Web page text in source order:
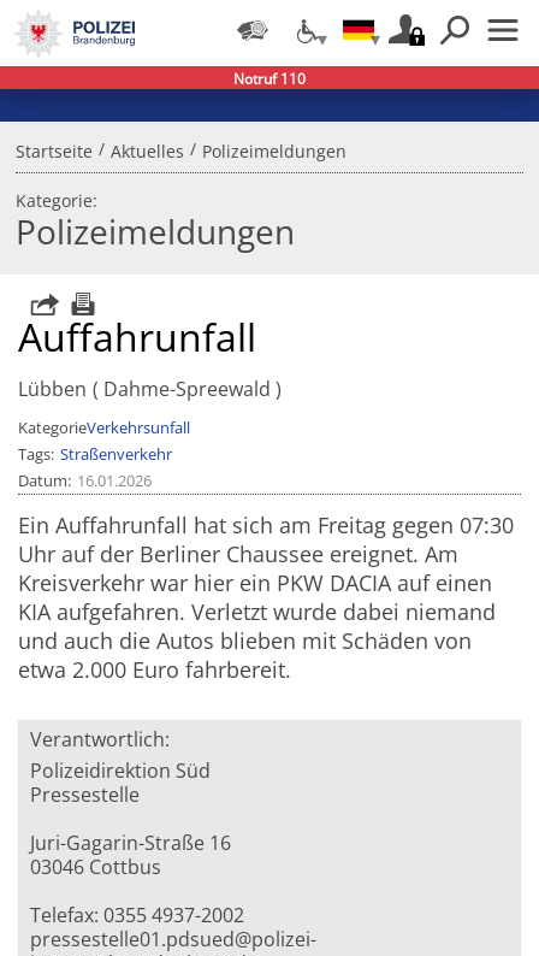
Startseite / Aktuelles / Polizeimeldungen
Kategorie:
Polizeimeldungen
Auffahrunfall
Lübben Dahme-Spreewald
KategorieVerkehrsunfall
Tags Straßenverkehr
Datum 16.01.2026
Ein Auffahrunfall hat sich am Freitag gegen 07:30
Uhr auf der Berliner Chaussee ereignet. Am
Kreisverkehr war hier ein PKW DACIA auf einen
KIA aufgefahren. Verletzt wurde dabei niemand
und auch die Autos blieben mit Schäden von
etwa 2.000 Euro fahrbereit.
Verantwortlich:
Polizeidirektion Süd
Pressestelle
Juri-Gagarin-Straße 16
03046 Cottbus
Telefax: 0355 4937-2002
pressestelle01.pdsued@polizei-
Notruf 110